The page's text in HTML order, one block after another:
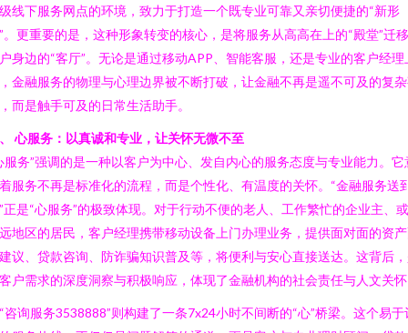
线下服务网点的环境，致力于打造一个既专业可靠又亲切便捷的“新形
。更重要的是，这种形象转变的核心，是将服务从高高在上的“殿堂”迁
身边的“客厅”。无论是通过移动APP、智能客服，还是专业的客户经理
金融服务的物理与心理边界被不断打破，让金融不再是遥不可及的复
而是触手可及的日常生活助手。
心服务：以真诚和专业，让关怀无微不至
服务”强调的是一种以客户为中心、发自内心的服务态度与专业能力。它
服务不再是标准化的流程，而是个性化、有温度的关怀。“金融服务送
正是“心服务”的极致体现。对于行动不便的老人、工作繁忙的企业主、
地区的居民，客户经理携带移动设备上门办理业务，提供面对面的资
议、贷款咨询、防诈骗知识普及等，将便利与安心直接送达。这背后
户需求的深度洞察与积极响应，体现了金融机构的社会责任与人文关
咨询服务3538888”则构建了一条7x24小时不间断的“心”桥梁。这个易于